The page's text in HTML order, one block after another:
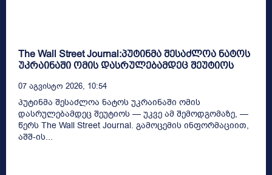
The Wall Street Journal:პუტინმა შესაძლოა ნატოს
უკრაინაში ომის დასრულებამდეც შეუტიოს
07 Აგვისტო 2026, 10:54
პუტინმა შესაძლოა ნატოს უკრაინაში ომის
დასრულებამდეც შეუტიოს — უკვე ამ შემოდგომაზე, —
წერს The Wall Street Journal. გამოცემის ინფორმაციით,
აშშ-ის...